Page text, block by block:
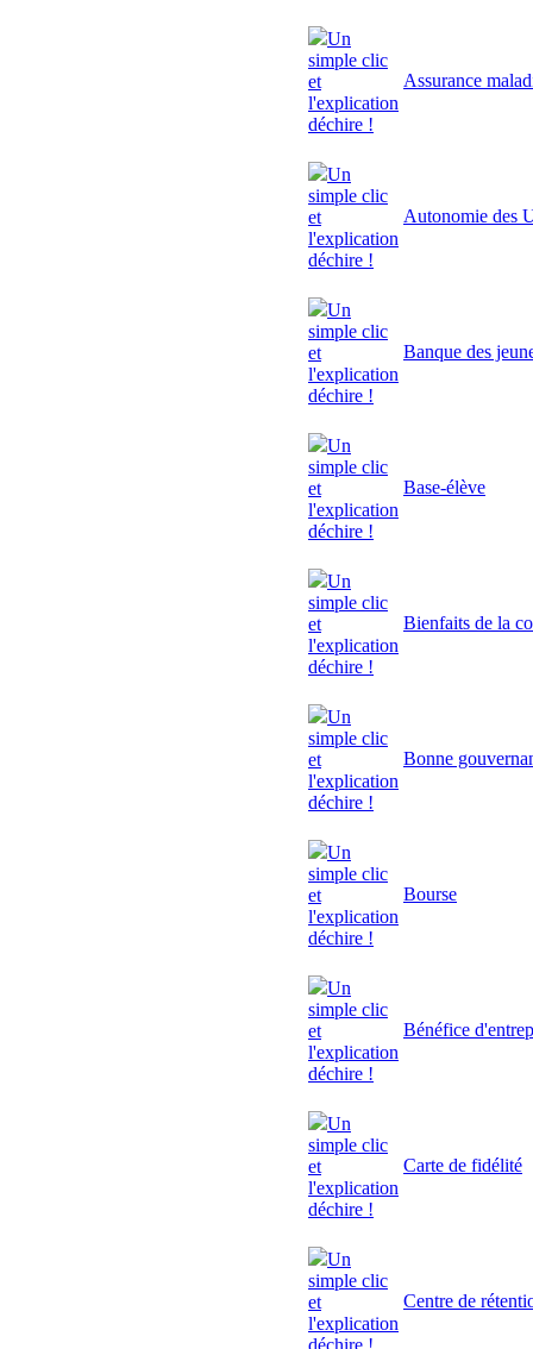
Un
simple clic
et
l'explication
déchire !
Assurance
Un
simple clic
et
l'explication
déchire !
Autonomie des
Un
simple clic
et
l'explication
déchire !
Banque des
Un
simple clic
et
l'explication
déchire !
Base-élève
Un
simple clic
et
l'explication
déchire !
Bienfaits de la
Un
simple clic
et
l'explication
déchire !
Bonne
Un
simple clic
et
l'explication
déchire !
Bourse
Un
simple clic
et
l'explication
déchire !
Bénéfice
Un
simple clic
et
l'explication
déchire !
Carte de fidélité
Un
simple clic
et
l'explication
déchire !
Centre de